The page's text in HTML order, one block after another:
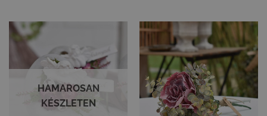
HAMAROSAN
KÉSZLETEN